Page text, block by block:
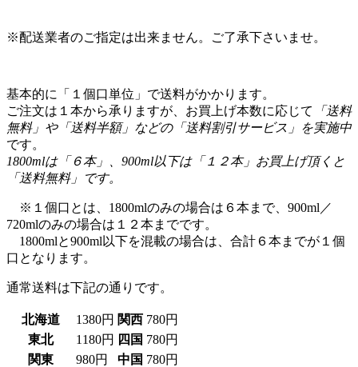
※配送業者のご指定は出来ません。ご了承下さいませ。
基本的に「１個口単位」で送料がかかります。
ご注文は１本から承りますが、お買上げ本数に応じて
「送料
無料」や「送料半額」などの「送料割引サービス」を実施中
です。
1800mlは「６本」、900ml以下は「１２本」お買上げ頂くと
「送料無料」です。
※１個口とは、1800mlのみの場合は６本まで、900ml／
720mlのみの場合は１２本までです。
1800mlと900ml以下を混載の場合は、合計６本までが１個
口となります。
通常送料は下記の通りです。
北海道 1380円 関西 780円
東北
1180円 四国 780円
関東
980円 中国 780円